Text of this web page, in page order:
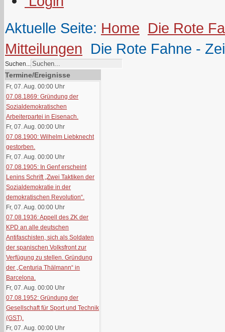
Aktuelle Seite: Home Die Rote
Mitteilungen Die Rote Fahne -
Suchen...
Termine/Ereignisse
Fr, 07. Aug. 00:00 Uhr
07.08.1869: Gründung der
Sozialdemokratischen
Arbeiterpartei in Eisenach.
Fr, 07. Aug. 00:00 Uhr
07.08.1900: Wilhelm Liebknecht
gestorben.
Fr, 07. Aug. 00:00 Uhr
07.08.1905: In Genf erscheint
Lenins Schrift „Zwei Taktiken der
Sozialdemokratie in der
demokratischen Revolution“.
Fr, 07. Aug. 00:00 Uhr
07.08.1936: Appell des ZK der
KPD an alle deutschen
Antifaschisten, sich als Soldaten
der spanischen Volksfront zur
Verfügung zu stellen. Gründung
der „Centuria Thälmann“ in
Barcelona.
Fr, 07. Aug. 00:00 Uhr
07.08.1952: Gründung der
Gesellschaft für Sport und Technik
(GST).
Fr, 07. Aug. 00:00 Uhr